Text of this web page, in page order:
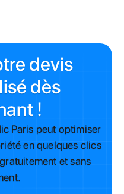
devis
dès
!
Paris peut optimiser
en quelques clics
et sans